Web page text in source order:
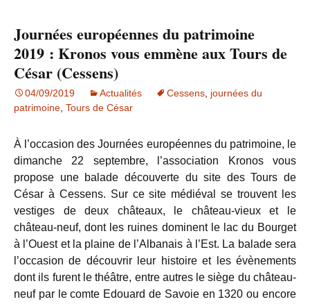
Journées européennes du patrimoine
2019 : Kronos vous emmène aux Tours de
César (Cessens)
04/09/2019 Actualités Cessens journées du
patrimoine Tours de César
À l’occasion des Journées européennes du patrimoine, le
dimanche 22 septembre, l’association Kronos vous
propose une balade découverte du site des Tours de
César à Cessens. Sur ce site médiéval se trouvent les
vestiges de deux châteaux, le château-vieux et le
château-neuf, dont les ruines dominent le lac du Bourget
à l’Ouest et la plaine de l’Albanais à l’Est. La balade sera
l’occasion de découvrir leur histoire et les évènements
dont ils furent le théâtre, entre autres le siège du château-
neuf par le comte Edouard de Savoie en 1320 ou encore